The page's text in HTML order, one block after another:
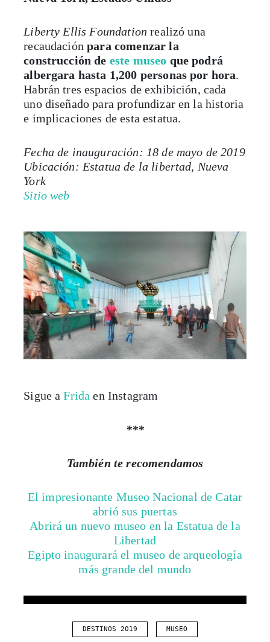
construcción deeste museoque podrá
albergara hasta 1,200 personas por hora
Habrán tres espacios de exhibición, cada
uno diseñado para profundizar en la historia
e implicaciones de esta estatua.
Fecha de inauguración: 18 de mayo de 2019
York
Sitio web
***
También te recomendamos
El impresionante Museo Nacional de Catar
Abrirá un nuevo museo en la Estatua de la
Libertad
Egipto inaugurará el museo de arqueología
más grande del mundo
DESTINOS 2019 MUSEO